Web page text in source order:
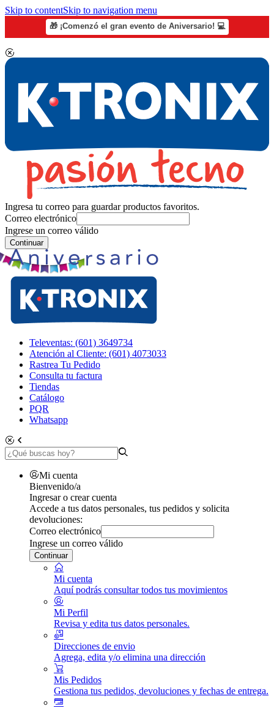
Skip to contentSkip to navigation menu
🎁 ¡Comenzó el gran evento de Aniversario! 💻
Ingresa tu correo para guardar productos favoritos.
Correo electrónico
Ingrese un correo válido
Continuar
Televentas: (601) 3649734
Atención al Cliente: (601) 4073033
Rastrea Tu Pedido
Consulta tu factura
Tiendas
Catálogo
PQR
Whatsapp
Mi cuenta
Bienvenido/a
Ingresar o crear cuenta
Accede a tus datos personales, tus pedidos y solicita
devoluciones:
Correo electrónico
Ingrese un correo válido
Continuar
Mi cuenta
Aquí podrás consultar todos tus movimientos
Mi Perfil
Revisa y edita tus datos personales.
Direcciones de envio
Agrega, edita y/o elimina una dirección
Mis Pedidos
Gestiona tus pedidos, devoluciones y fechas de entrega.